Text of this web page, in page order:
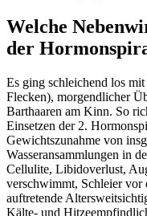
Welche
der
Es ging schleichend los
Flecken), morgendlicher
Barthaaren am Kinn. So
Einsetzen der 2.
Gewichtszunahme von
Wasseransammlungen in
Cellulite, Libidoverlust,
verschwimmt, Schleier vor
auftretende
Kälte- und